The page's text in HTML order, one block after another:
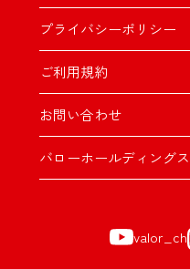
プライバシーポリシー
ご利用規約
お問い合わせ
バローホールディング
valor_ch